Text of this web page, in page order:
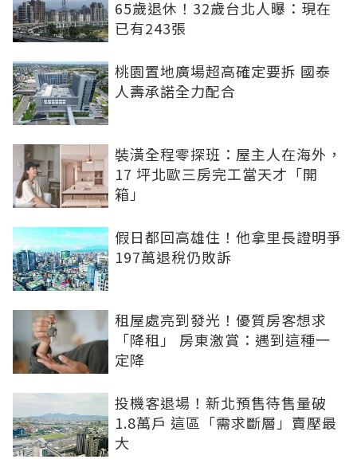
65歲退休！32歲台北人曝：現在
已有243張
桃園置地廣場超高確定要拆 國泰
人壽承諾全力配合
裝潢全程零探班：屋主人在海外，
17 坪北歐三房完工當天才「開
箱」
假日都回高雄住！他拿里長證明爭
197萬退稅仍敗訴
租屋處亮到發光！優質房客想求
「降租」 房東激賞：遇到這種一
定降
投機客退場！新北預售待售量破
1.8萬戶 這區「需求斷層」賣壓最
大